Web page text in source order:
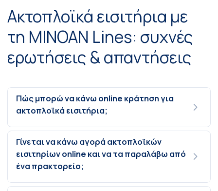
Ακτοπλοϊκά εισιτήρια με
τη MINOAN Lines: συχνές
ερωτήσεις & απαντήσεις
Πώς μπορώ να κάνω online κράτηση για
ακτοπλοϊκά εισιτήρια;
Γίνεται να κάνω αγορά ακτοπλοϊκών
εισιτηρίων online και να τα παραλάβω από
ένα πρακτορείο;